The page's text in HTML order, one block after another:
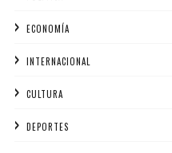
ECONOMÍA
INTERNACIONAL
CULTURA
DEPORTES